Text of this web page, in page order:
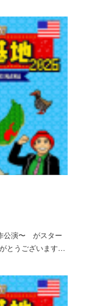
公演〜 がスター
とうございます…